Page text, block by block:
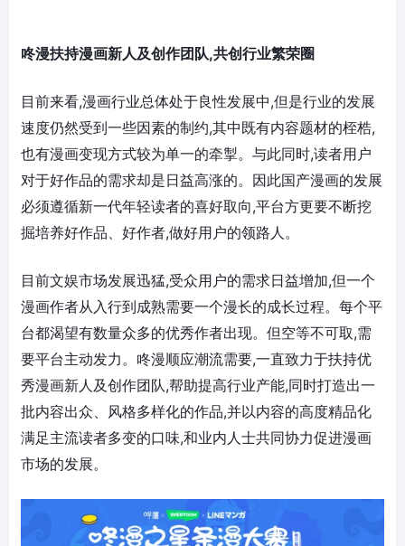
咚漫扶持漫画新人及创作团队,共创行业繁荣圈
目前来看,漫画行业总体处于良性发展中,但是行业的发展
速度仍然受到一些因素的制约,其中既有内容题材的桎梏,
也有漫画变现方式较为单一的牵掣。与此同时,读者用户
对于好作品的需求却是日益高涨的。因此国产漫画的发展
必须遵循新一代年轻读者的喜好取向,平台方更要不断挖
掘培养好作品、好作者,做好用户的领路人。
目前文娱市场发展迅猛,受众用户的需求日益增加,但一个
漫画作者从入行到成熟需要一个漫长的成长过程。每个平
台都渴望有数量众多的优秀作者出现。但空等不可取,需
要平台主动发力。咚漫顺应潮流需要,一直致力于扶持优
秀漫画新人及创作团队,帮助提高行业产能,同时打造出一
批内容出众、风格多样化的作品,并以内容的高度精品化
满足主流读者多变的口味,和业内人士共同协力促进漫画
市场的发展。